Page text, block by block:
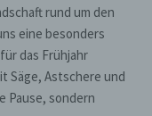
rund um den
eine besonders
das Frühjahr
Säge, Astschere und
Pause, sondern